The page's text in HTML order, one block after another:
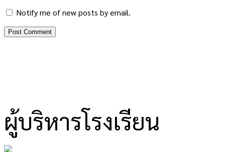
Notify me of new posts by email.
ผู้บริหารโรงเรียน